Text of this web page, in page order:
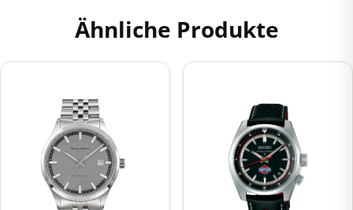
Ähnliche Produkte